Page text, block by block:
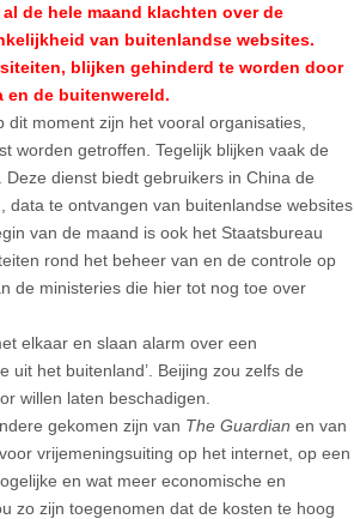
al de hele maand klachten over de
van buitenlandse websites.
blijken gehinderd te worden door
en de buitenwereld.
moment zijn het vooral organisaties,
worden getroffen. Tegelijk blijken vaak de
dienst biedt gebruikers in China de
data te ontvangen van buitenlandse websites
van de maand is ook het Staatsbureau
rond het beheer van en de controle op
de ministeries die hier tot nog toe over
elkaar en slaan alarm over een
uit het buitenland’. Beijing zou zelfs de
willen laten beschadigen.
gekomen zijn van The Guardian en van
vrijemeningsuiting op het internet, op een
en wat meer economische en
zo zijn toegenomen dat de kosten te hoog